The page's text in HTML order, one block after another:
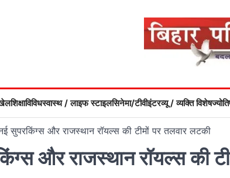
शिक्षाविविधस्वास्थ / लाइफ स्टाइलसिनेमा/टीवीइंटरव्यू / व्यक्ति विशेष
सुपरकिंग्स और राजस्थान रॉयल्स की टीमों पर तलवार लटकी
और राजस्थान रॉयल्स की